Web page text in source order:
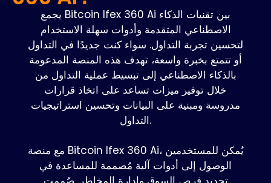
يجمع Bitcoin Ifex 360 Ai بين تقنيات الذكاء
الاصطناعي المتقدمة وأدوات سهلة الاستخدام
لتحسين تجربة التداول. سواء كنت جديدًا في التداول
أو تتمتع بخبرة واسعة، تهدف هذه المنصة المدعومة
بالذكاء الاصطناعي إلى تبسيط عملية التداول من
خلال توفير ميزات تساعد على اتخاذ قرارات
مدروسة ومبنية على البيانات وتحسين استراتيجيات
التداول.
مع منصة Bitcoin Ifex 360 Ai، يُمكن للمستخدمين
الوصول إلى أدوات آلية مُصممة للمساعدة في